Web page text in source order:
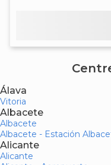
Álava
Vitoria
Albacete
Albacete
Albacete - Estación
Alicante
Alicante